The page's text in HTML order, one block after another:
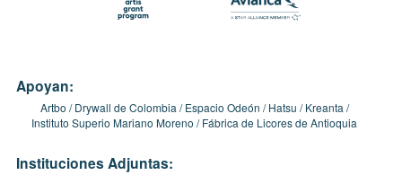
Apoyan:
Artbo Drywall de Colombia Espacio Odeón Hatsu
Kreanta
Instituto Superio Mariano Moreno
Fábrica de Licores de Antioquia
Instituciones Adjuntas: